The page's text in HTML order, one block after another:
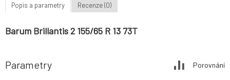
Popis a parametry Recenze (0)
Barum Brillantis 2 155/65 R 13 73T
Parametry Porovnání